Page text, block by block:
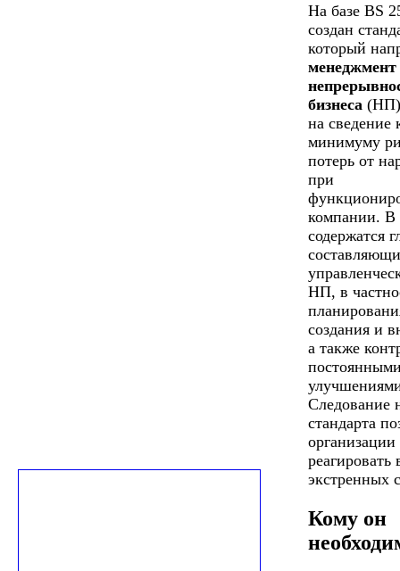
На базе BS
создан
который
менеджмент
бизнеса
на сведение
минимуму
потерь от
при
компании. В
содержатся
НП, в
создания и
а также
Следование
стандарта
организации
реагировать
экстренных
Кому он